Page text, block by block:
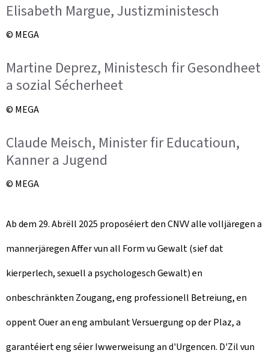
Elisabeth Margue, Justizministesch
© MEGA
Martine Deprez, Ministesch fir Gesondheet
a sozial Sécherheet
© MEGA
Claude Meisch, Minister fir Educatioun,
Kanner a Jugend
© MEGA
Ab dem 29. Abrëll 2025 proposéiert den CNVV alle volljäregen a
mannerjäregen Affer vun all Form vu Gewalt (sief dat
kierperlech, sexuell a psychologesch Gewalt) en
onbeschränkten Zougang, eng professionell Betreiung, en
oppent Ouer an eng ambulant Versuergung op der Plaz, a
garantéiert eng séier Iwwerweisung an d'Urgencen. D'Zil vun